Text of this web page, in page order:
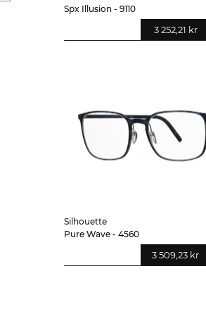
Spx Illusion - 9110
3 252,21 kr
Silhouette
Pure Wave - 4560
3 509,23 kr